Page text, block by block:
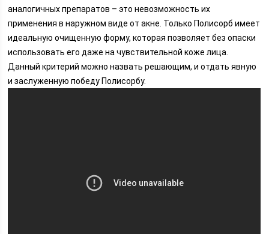
аналогичных препаратов – это невозможность их
применения в наружном виде от акне. Только Полисорб имеет
идеальную очищенную форму, которая позволяет без опаски
использовать его даже на чувствительной коже лица.
Данный критерий можно назвать решающим, и отдать явную
и заслуженную победу Полисорбу.